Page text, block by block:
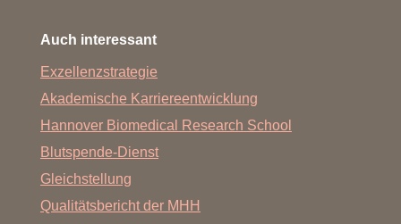
Auch interessant
Exzellenzstrategie
Akademische Karriereentwicklung
Hannover Biomedical Research School
Blutspende-Dienst
Gleichstellung
Qualitätsbericht der MHH